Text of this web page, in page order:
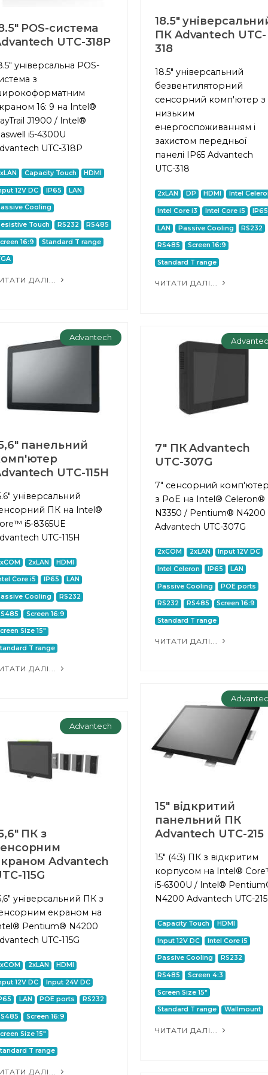
18.5"
ПК Advantech UTC-
318
18.5" універсальний
безвентиляторний
сенсорний комп'ютер з
низьким
енергоспоживанням і
захистом передньої
панелі IP65 Advantech
UTC-318
2xLAN DP HDMI Intel
Intel Core i3 Intel Core i5 IP65
LAN Passive Cooling RS232
RS485 Screen 16:9
Standard T range
ЧИТАТИ ДАЛІ...
POS-система
UTC-318P
універсальна POS-
з
16: 9 на Intel®
J1900 / Intel®
i5-4300U
UTC-318P
Capacity Touch HDMI
12V DC IP65 LAN
Cooling
Touch RS232 RS485
16:9 Standard T range
ДАЛІ...
Advantech
панельний
UTC-115H
універсальний
ПК на Intel®
i5-8365UE
UTC-115H
2xLAN HDMI
Core i5 IP65 LAN
Cooling RS232
Screen 16:9
Size 15"
T range
ДАЛІ...
7" ПК Advantech
UTC-307G
7" сенсорний
з PoE на Intel® Celeron®
N3350 / Pentium® N4200
Advantech UTC-307G
2xCOM 2xLAN Input 12V DC
Intel Celeron IP65 LAN
Passive Cooling POE ports
RS232 RS485 Screen 16:9
Standard T range
ЧИТАТИ ДАЛІ...
15" відкритий
панельний ПК
Advantech UTC-215
15" (4:3) ПК з відкритим
корпусом на Intel®
i5-6300U / Intel®
N4200 Advantech UTC-215
Capacity Touch HDMI
Input 12V DC Intel Core i5
Passive Cooling RS232
RS485 Screen 4:3
Screen Size 15"
Standard T range Wallmount
ЧИТАТИ ДАЛІ...
Advantech
ПК з
Advantech
115G
універсальний ПК з
екраном на
Pentium® N4200
UTC-115G
2xLAN HDMI
12V DC Input 24V DC
LAN POE ports RS232
Screen 16:9
Size 15"
T range
ДАЛІ...